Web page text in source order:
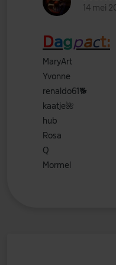
14 mei
Dagpact:
MaryArt
Yvonne
renaldo61 🐕
kaatje🌺
hub
Rosa
Q
Mormel